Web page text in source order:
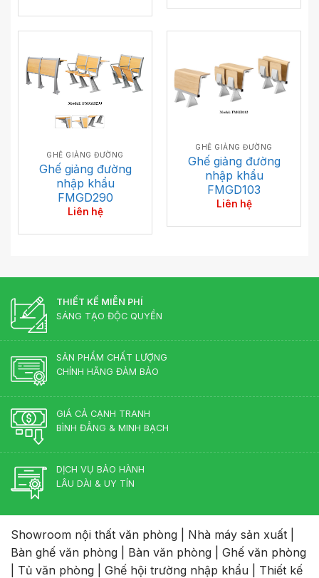
GHẾ GIẢNG ĐƯỜNG
Ghế giảng đường
nhập khẩu
FMGD290
Liên hệ
GHẾ GIẢNG ĐƯỜNG
Ghế giảng đường
nhập khẩu
FMGD103
Liên hệ
THIẾT KẾ MIỄN PHÍ
SÁNG TẠO ĐỘC QUYỀN
SẢN PHẨM CHẤT LƯỢNG
CHÍNH HÃNG ĐẢM BẢO
GIÁ CẢ CẠNH TRANH
BÌNH ĐẲNG & MINH BẠCH
DỊCH VỤ BẢO HÀNH
LÂU DÀI & UY TÍN
Showroom nội thất văn phòng Nhà máy sản xuất
Bàn ghế văn phòng
Bàn văn phòng
Ghế văn phòng
Tủ văn phòng Ghế hội trường nhập khẩu
Thiết kế